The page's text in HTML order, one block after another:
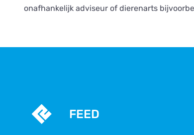
onafhankelijk adviseur of dierenarts
FEED